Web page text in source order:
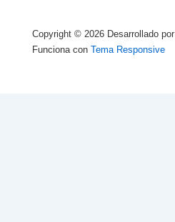
Copyright © 2026 Desarrollado por
Funciona con Tema Responsive